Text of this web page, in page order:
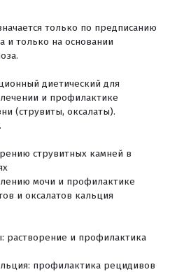
только по предписанию
и только на основании
диетический для
и профилактике
(струвиты, оксалаты).
струвитных камней в
мочи и профилактике
и оксалатов кальция
растворение и профилактика
профилактика рецидивов